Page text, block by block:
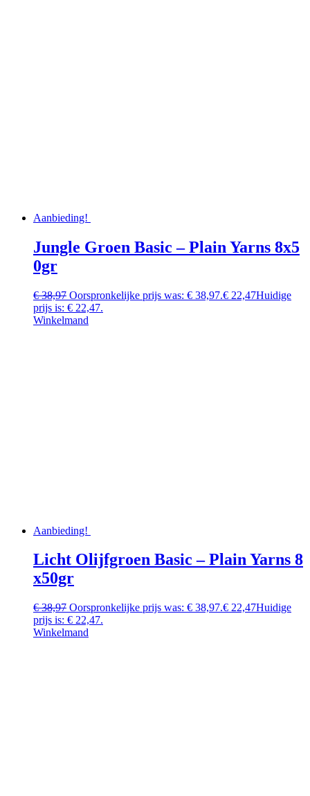
Aanbieding!
Jungle Groen Basic – Plain Yarns 8x5
0gr
€38,97 Oorspronkelijke prijs was: € 38,97.€ 22,47Huidige
prijs is: € 22,47.
Winkelmand
Aanbieding!
Licht Olijfgroen Basic – Plain Yarns 8
x50gr
€38,97 Oorspronkelijke prijs was: € 38,97.€ 22,47Huidige
prijs is: € 22,47.
Winkelmand